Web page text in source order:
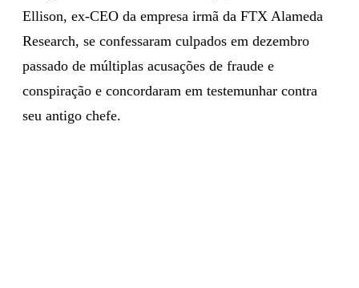
Ellison, ex-CEO da empresa irmã da FTX Alameda
Research, se confessaram culpados em dezembro
passado de múltiplas acusações de fraude e
conspiração e concordaram em testemunhar contra
seu antigo chefe.